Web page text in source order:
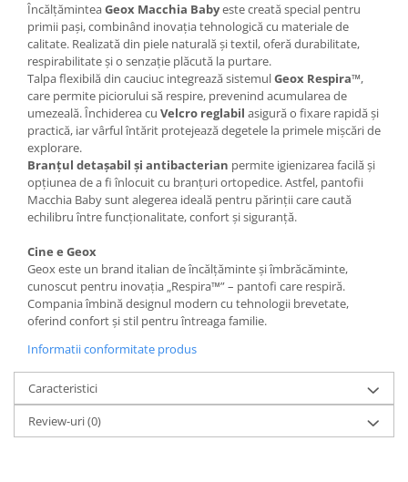
ÎncălțăminteaGeox Macchia Babyeste creată special pentru
primii pași, combinând inovația tehnologică cu materiale de
calitate. Realizată din piele naturală și textil, oferă durabilitate,
respirabilitate și o senzație plăcută la purtare.
Talpa flexibilă din cauciuc integrează sistemulGeox Respira™,
care permite piciorului să respire, prevenind acumularea de
umezeală. Închiderea cu Velcro reglabil asigură o fixare rapidă și
practică, iar vârful întărit protejează degetele la primele mișcări de
explorare.
Branțul detașabil și antibacterian permite igienizarea facilă și
opțiunea de a fi înlocuit cu branțuri ortopedice. Astfel, pantofii
Macchia Baby sunt alegerea ideală pentru părinții care caută
echilibru între funcționalitate, confort și siguranță.
Cine e Geox
Geox este un brand italian de încălțăminte și îmbrăcăminte,
cunoscut pentru inovația „Respira™” – pantofi care respiră.
Compania îmbină designul modern cu tehnologii brevetate,
oferind confort și stil pentru întreaga familie.
Informatii conformitate produs
Caracteristici
Review-uri(0)